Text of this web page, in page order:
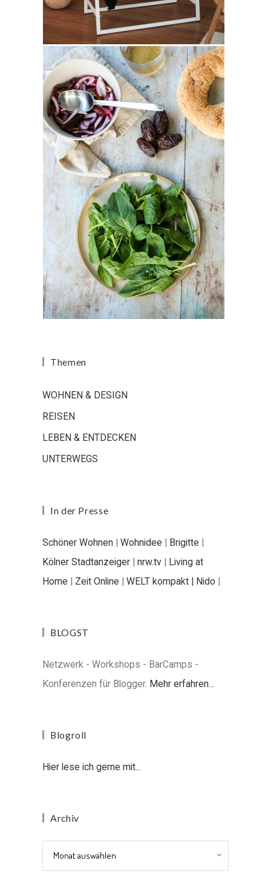
Themen
WOHNEN & DESIGN
REISEN
LEBEN & ENTDECKEN
UNTERWEGS
In der Presse
Schöner Wohnen | Wohnidee | Brigitte |
Kölner Stadtanzeiger | nrw.tv | Living at
Home | Zeit Online | WELT kompakt | Nido |
BLOGST
Netzwerk - Workshops - BarCamps -
Konferenzen für Blogger. Mehr erfahren...
Blogroll
Hier lese ich gerne mit...
Archiv